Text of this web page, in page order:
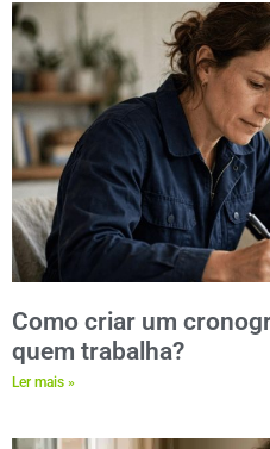
Como criar um
quem trabalha?
Ler mais »